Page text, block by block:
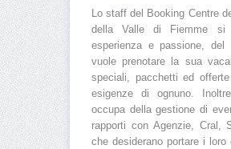
Lo staff del Booking Centre
della Valle di Fiemme
esperienza e passione,
vuole prenotare la sua
speciali, pacchetti ed
esigenze di ognuno.
occupa della gestione di
rapporti con Agenzie, Cral,
che desiderano portare i